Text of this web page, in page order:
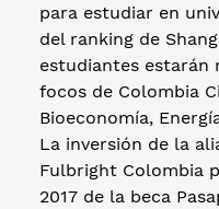
para estudiar en
del ranking de
estudiantes estarán
focos de Colombia
Bioeconomía,
La inversión de la
Fulbright Colombia
2017 de la beca